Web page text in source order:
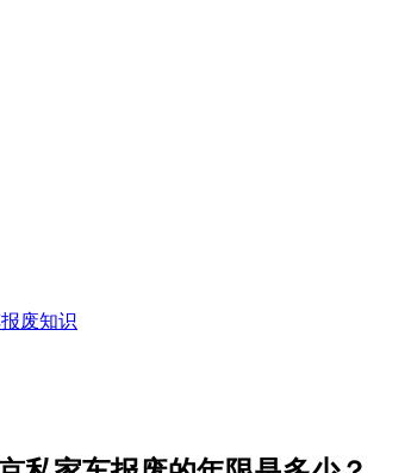
废知识